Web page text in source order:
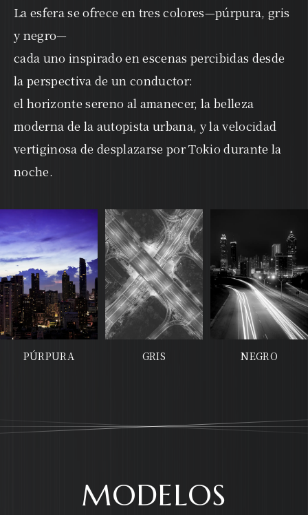
La esfera se ofrece en tres colores—púrpura, gris
y negro—
cada uno inspirado en escenas percibidas desde
la perspectiva de un conductor:
el horizonte sereno al amanecer, la belleza
moderna de la autopista urbana, y la velocidad
vertiginosa de desplazarse por Tokio durante la
noche.
PÚRPURA GRIS NEGRO
MODELOS